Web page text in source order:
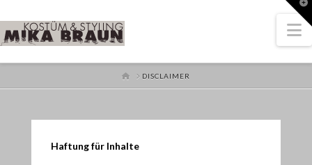
HOMEDISCLAIMER
Haftung für Inhalte